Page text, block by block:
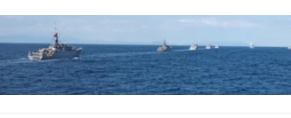
Нов минен ловец за
българския флот пристига до
края на годината